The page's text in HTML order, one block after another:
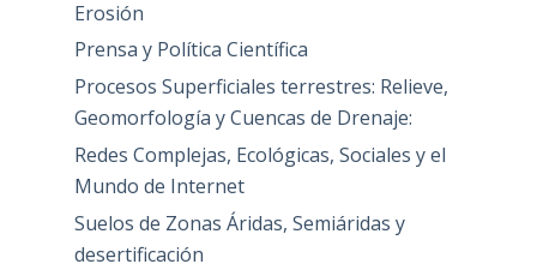
Erosión
Prensa y Política Científica
Procesos Superficiales terrestres: Relieve,
Geomorfología y Cuencas de Drenaje:
Redes Complejas, Ecológicas, Sociales y el
Mundo de Internet
Suelos de Zonas Áridas, Semiáridas y
desertificación